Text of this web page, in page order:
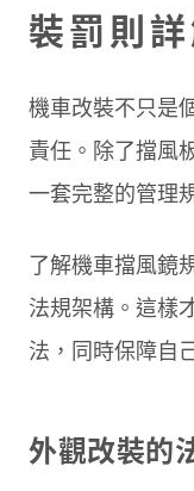
裝罰則
機車改裝不只是
責任。除了擋風
一套完整的管理
了解機車擋風鏡
法規架構。這樣
法，同時保障自
外觀改裝的